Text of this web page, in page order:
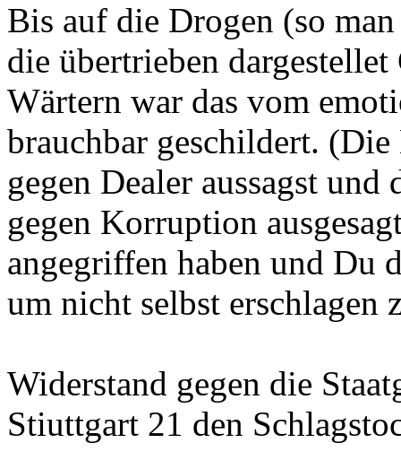
Bis auf die Drogen (so
die übertrieben
Wärtern war das vom
brauchbar geschildert.
gegen Dealer aussagst
gegen Korruption
angegriffen haben und Du
um nicht selbst erschlagen
Widerstand gegen die
Stiuttgart 21 den